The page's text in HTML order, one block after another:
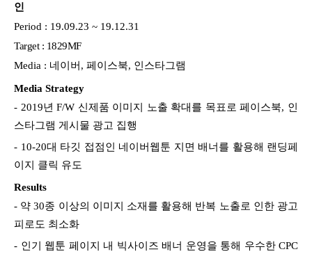
인
Period : 19.09.23 ~ 19.12.31
Target : 1829MF
Media : 네이버, 페이스북, 인스타그램
Media Strategy
- 2019년 F/W 신제품 이미지 노출 확대를 목표로 페이스북, 인
스타그램 게시물 광고 집행
- 10-20대 타깃 접점인 네이버웹툰 지면 배너를 활용해 랜딩페
이지 클릭 유도
Results
- 약 30종 이상의 이미지 소재를 활용해 반복 노출로 인한 광고
피로도 최소화
- 인기 웹툰 페이지 내 빅사이즈 배너 운영을 통해 우수한 CPC